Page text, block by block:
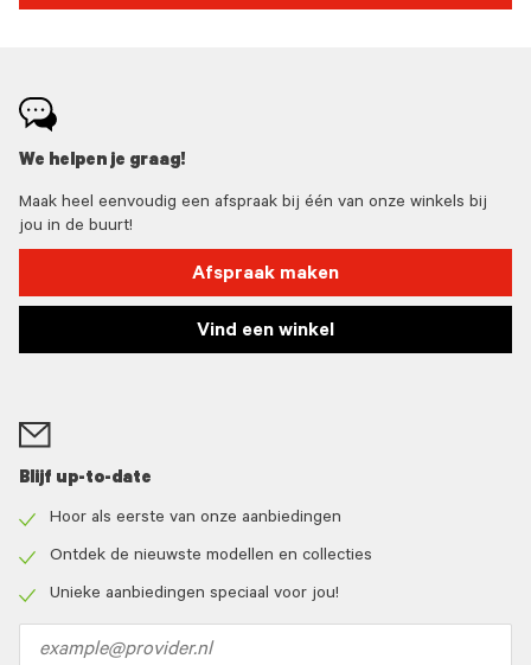
We helpen je graag!
Maak heel eenvoudig een afspraak bij één van onze winkels bij
jou in de buurt!
Afspraak maken
Vind een winkel
Blijf up-to-date
icon
Hoor als eerste van onze aanbiedingen
icon
Ontdek de nieuwste modellen en collecties
Unieke aanbiedingen speciaal voor jou!
address